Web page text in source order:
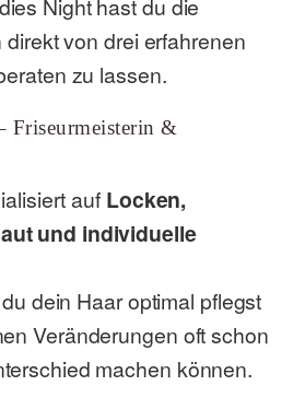
Night hast du die
von drei erfahrenen
zu lassen.
Friseurmeisterin &
auf Locken,
und individuelle
dein Haar optimal pflegst
Veränderungen oft schon
machen können.